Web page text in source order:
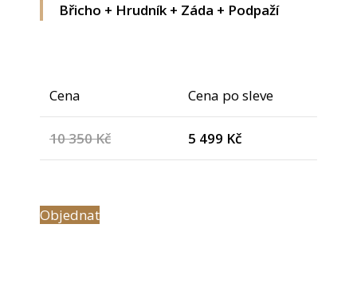
Břicho + Hrudník + Záda + Podpaží
Cena Cena po sleve
10 350 Kč 5 499 Kč
Objednat